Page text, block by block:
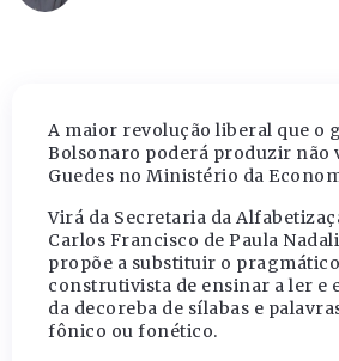
A maior revolução liberal que o
Bolsonaro poderá produzir não
Guedes no Ministério da
Virá da Secretaria da
Carlos Francisco de Paula
propõe a substituir o
construtivista de ensinar a ler e
da decoreba de sílabas e
fônico ou fonético.